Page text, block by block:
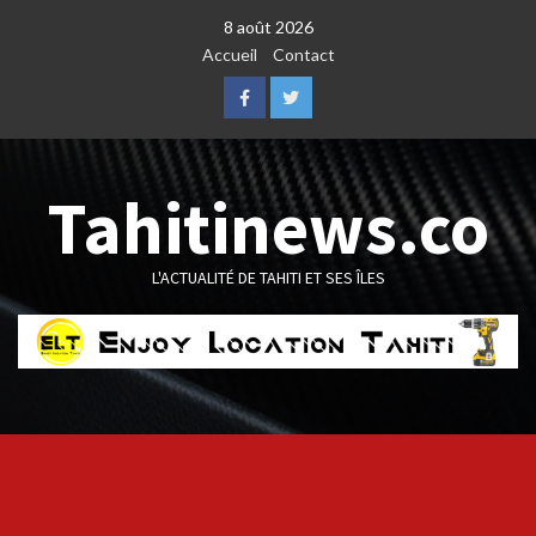
8 août 2026
Accueil
Contact
FacebookTwitter
Tahitinews.co
L'ACTUALITÉ DE TAHITI ET SES ÎLES